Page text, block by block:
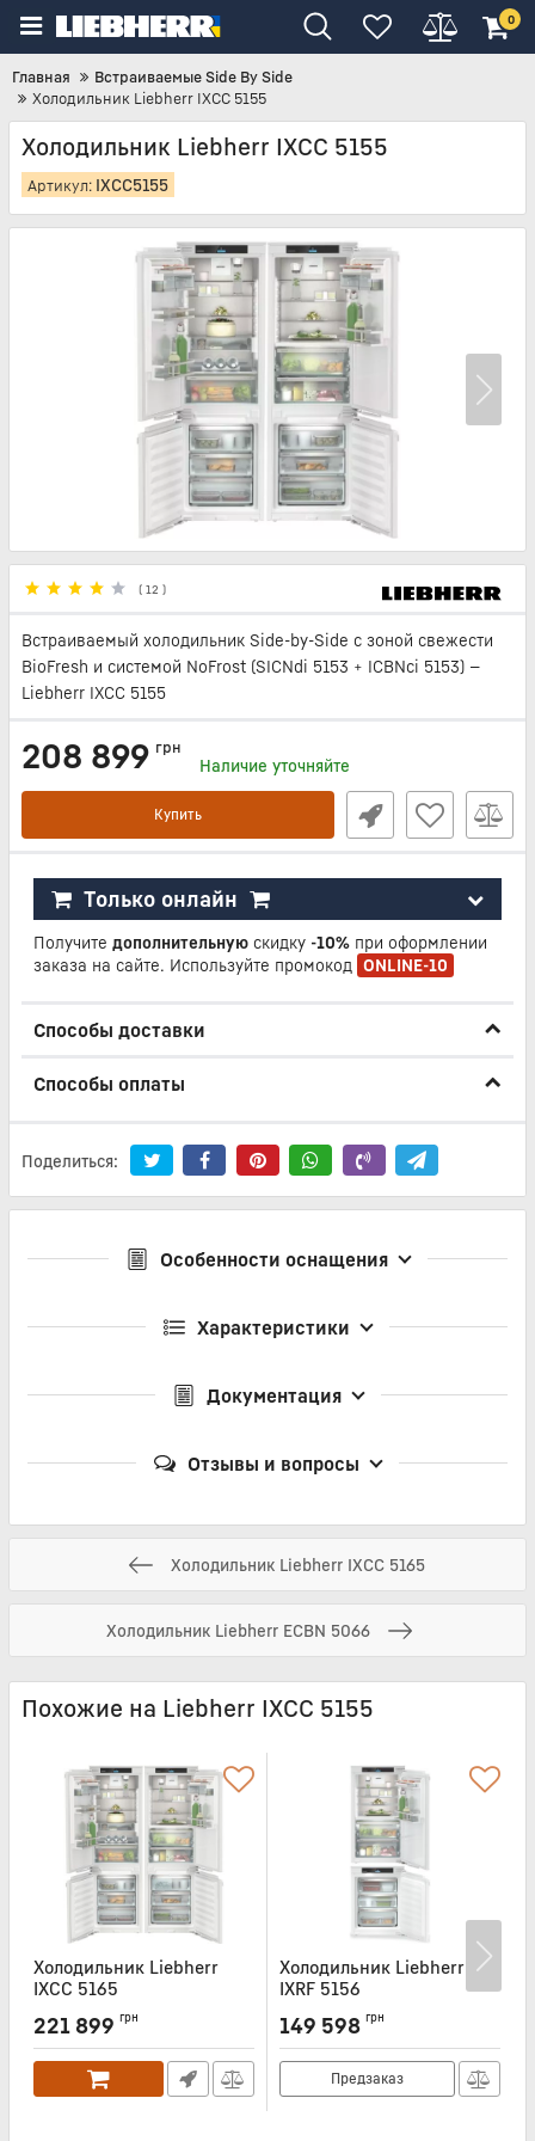
0
Главная
Встраиваемые Side By Side
Холодильник Liebherr IXCC 5155
Холодильник Liebherr IXCC 5155
Артикул: IXCC5155
( 12 )
Встраиваемый холодильник Side-by-Side с зоной свежести
BioFresh и системой NoFrost (SICNdi 5153 + ICBNci 5153) —
Liebherr IXCC 5155
208 899 грн
Наличие уточняйте
Купить
Только онлайн
Получите дополнительную скидку -10% при оформлении
заказа на сайте. Используйте промокод ONLINE-10
Способы доставки
Способы оплаты
Поделиться:
Особенности оснащения
Характеристики
Документация
Отзывы и вопросы
Холодильник Liebherr IXCC 5165
Холодильник Liebherr ECBN 5066
Похожие на Liebherr IXCC 5155
Холодильник Liebherr
IXCC 5165
IXCC5165
221 899 грн
Холодильник Liebherr
IXRF 5156
IXRF5156
149 598 грн
Предзаказ